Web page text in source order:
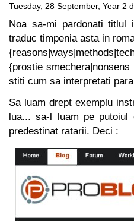
Tuesday, 28 September, Year 2
Noa sa-mi pardonati
traduc timpenia asta in
{prostie
stiti cum sa interpretati
Sa luam drept exemplu
lua... sa-l luam pe putoiul
predestinat ratarii. Deci :